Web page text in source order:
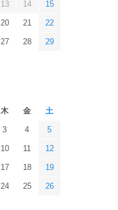
13 14 15
20 21 22
27 28 29
木 金 土
3 4 5
10 11 12
17 18 19
24 25 26